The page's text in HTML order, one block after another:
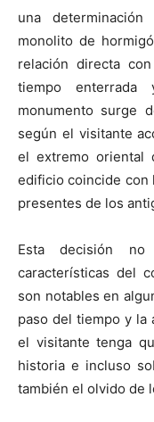
una
monolito de
relación directa
tiempo
monumento surge
según el visitante
el extremo oriental
edificio coincide con
presentes de los
Esta decisión
características del
son notables en
paso del tiempo y la
el visitante tenga
historia e incluso
también el olvido de